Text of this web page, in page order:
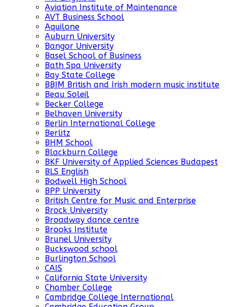
Aviation Institute of Maintenance
AVT Business School
Aquilone
Auburn University
Bangor University
Basel School of Business
Bath Spa University
Bay State College
BBIM British and Irish modern music institute
Beau Soleil
Becker College
Belhaven University
Berlin International College
Berlitz
BHM School
Blackburn College
BKF University of Applied Sciences Budapest
BLS English
Bodwell High School
BPP University
British Centre for Music and Enterprise
Brock University
Broadway dance centre
Brooks Institute
Brunel University
Buckswood school
Burlington School
CAIS
California State University
Chamber College
Cambridge College International